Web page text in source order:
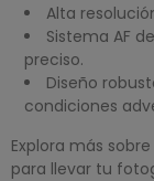
Alta
Sistema AF
preciso.
Diseño
condiciones
Explora más
para llevar tu